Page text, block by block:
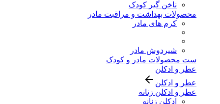
ناخن گیر کودک
محصولات بهداشت و مراقبت مادر
کرم های مادر
شیردوش مادر
ست محصولات مادر و کودک
عطر و ادکلن
عطر و ادکلن
عطر و ادکلن زنانه
ادکلن زنانه